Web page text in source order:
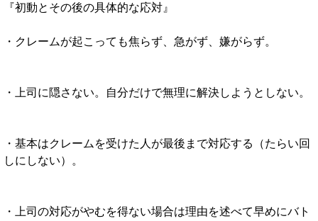
『初動とその後の具体的な応対』
・クレームが起こっても焦らず、急がず、嫌がらず。
・上司に隠さない。自分だけで無理に解決しようとしない。
・基本はクレームを受けた人が最後まで対応する（たらい回
しにしない）。
・上司の対応がやむを得ない場合は理由を述べて早めにバト